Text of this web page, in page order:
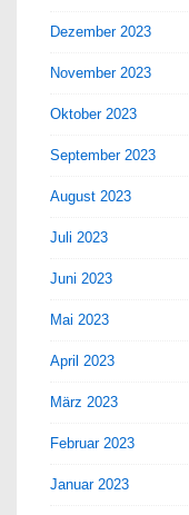
Dezember 2023
November 2023
Oktober 2023
September 2023
August 2023
Juli 2023
Juni 2023
Mai 2023
April 2023
März 2023
Februar 2023
Januar 2023